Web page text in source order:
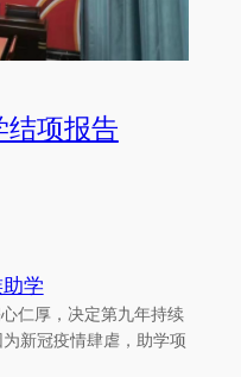
结项报告
学
仁厚，决定第九年持续
新冠疫情肆虐，助学项